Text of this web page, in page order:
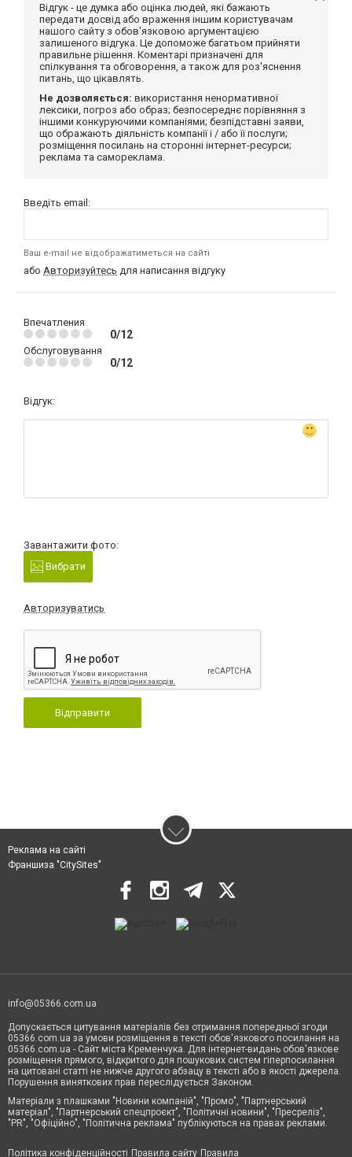
Відгук - це думка або оцінка людей, які бажають
передати досвід або враження іншим користувачам
нашого сайту з обов'язковою аргументацією
залишеного відгука. Це допоможе багатьом прийняти
правильне рішення. Коментарі призначені для
спілкування та обговорення, а також для роз'яснення
питань, що цікавлять.
Не дозволяється: використання ненормативної
лексики, погроз або образ; безпосереднє порівняння з
іншими конкуруючими компаніями; безпідставні заяви,
що ображають діяльність компанії і / або її послуги;
розміщення посилань на сторонні інтернет-ресурси;
реклама та самореклама.
Введіть email:
Ваш e-mail не відображатиметься на сайті
або Авторизуйтесь для написання відгуку
Впечатления
0/12
Обслуговування
0/12
Відгук:
Завантажити фото:
Вибрати
Авторизуватись
Відправити
Реклама на сайті
Франшиза "CitySites"
info@05366.com.ua
Допускається цитування матеріалів без отримання попередньої згоди
05366.com.ua за умови розміщення в тексті обов'язкового посилання на
05366.com.ua - Сайт міста Кременчука. Для інтернет-видань обов'язкове
розміщення прямого, відкритого для пошукових систем гіперпосилання
на цитовані статті не нижче другого абзацу в тексті або в якості джерела.
Порушення виняткових прав переслідується Законом.
Матеріали з плашками "Новини компаній", "Промо", "Партнерський
матеріал", "Партнерський спецпроєкт", "Політичні новини", "Пресреліз",
"PR", "Офіційно", "Політична реклама" публікуються на правах реклами.
Політика конфіденційності Правила сайту Правила